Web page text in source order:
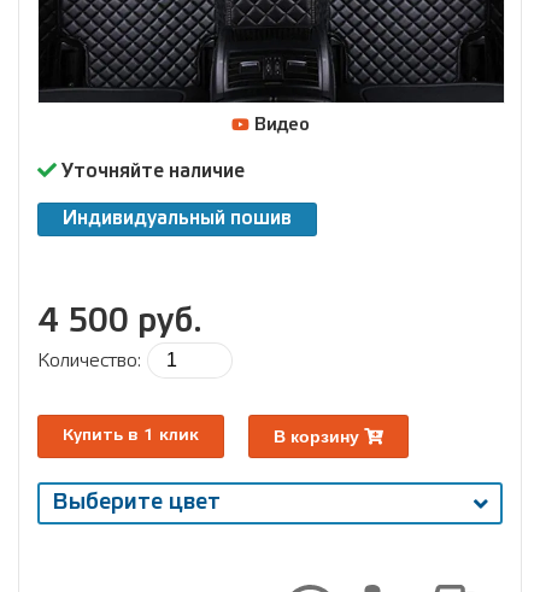
Уточняйте наличие
Индивидуальный пошив
4 500 руб.
Количество:
Купить в 1 клик В корзину
Видео
Выберите цвет
Выберите